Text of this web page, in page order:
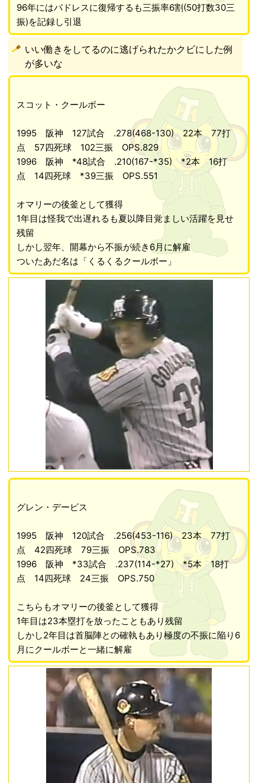
96年にはパドレスに復帰するも三振率6割(50打数30三
振)を記録し引退
いい働きをしてるのに逃げられたかクビにした例
が多いな
スコット・クールボー
1995 阪神 127試合 .278(468-130) 22本 77打
点 57四死球 102三振 OPS.829
1996 阪神 *48試合 .210(167-*35) *2本 16打
点 14四死球 *39三振 OPS.551
オマリーの後釜として獲得
1年目は怪我で出遅れるも夏以降目覚ましい活躍を見せ
残留
しかし翌年、開幕から不振が続き6月に解雇
ついたあだ名は「くるくるクールボー」
グレン・デービス
1995 阪神 120試合 .256(453-116) 23本 77打
点 42四死球 79三振 OPS.783
1996 阪神 *33試合 .237(114-*27) *5本 18打
点 14四死球 24三振 OPS.750
こちらもオマリーの後釜として獲得
1年目は23本塁打を放ったこともあり残留
しかし2年目は首脳陣との確執もあり極度の不振に陥り6
月にクールボーと一緒に解雇